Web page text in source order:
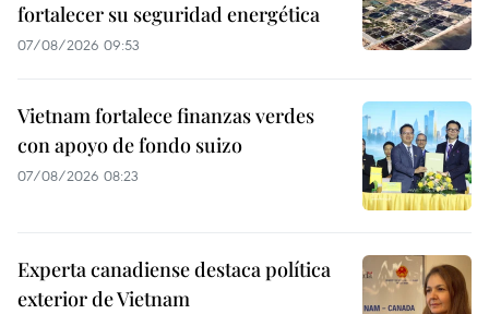
fortalecer su seguridad energética
07/08/2026 09:53
Vietnam fortalece finanzas verdes
con apoyo de fondo suizo
07/08/2026 08:23
Experta canadiense destaca política
exterior de Vietnam